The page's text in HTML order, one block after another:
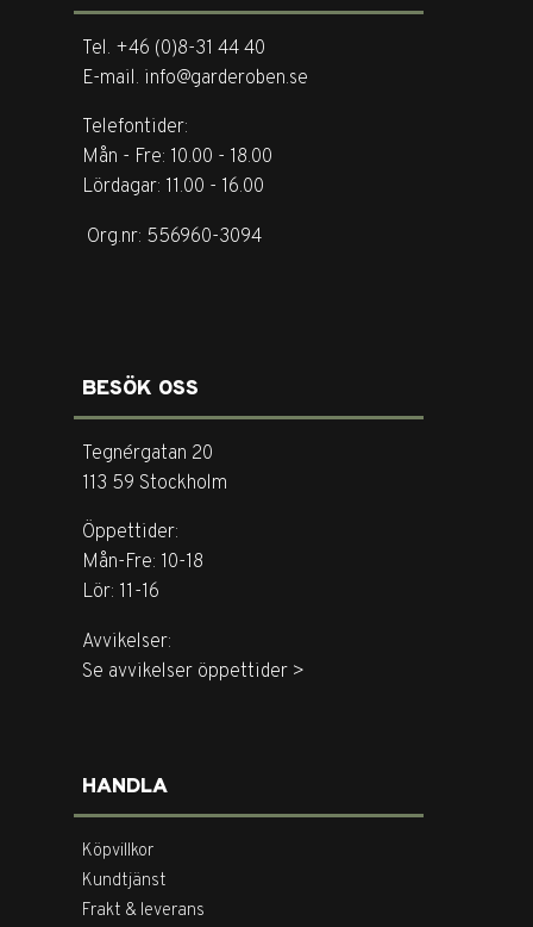
Tel. +46 (0)8-31 44 40
E-mail. info@garderoben.se
Telefontider:
Mån - Fre: 10.00 - 18.00
Lördagar: 11.00 - 16.00
Org.nr: 556960-3094
BESÖK OSS
Tegnérgatan 20
113 59 Stockholm
Öppettider:
Mån-Fre: 10-18
Lör: 11-16
Avvikelser:
Se avvikelser öppettider >
HANDLA
Köpvillkor
Kundtjänst
Frakt & leverans